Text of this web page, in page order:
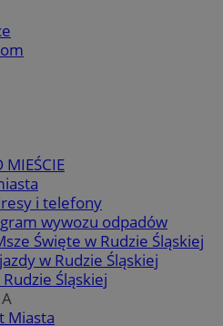
MIEŚCIE
i telefony
wywozu odpadów
Święte w Rudzie Śląskiej
w Rudzie Śląskiej
Śląskiej
Miasta